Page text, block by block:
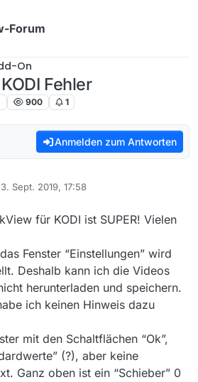
Forum
On
Fehler
900 1
Anmelden zum Antworten
Sept. 2019, 17:58
von
für KODI ist SUPER! Vielen
Fenster “Einstellungen” wird
Deshalb kann ich die Videos
herunterladen und speichern.
ich keinen Hinweis dazu
mit den Schaltflächen “Ok”,
(?), aber keine
Ganz oben ist ein “Schieber” 0